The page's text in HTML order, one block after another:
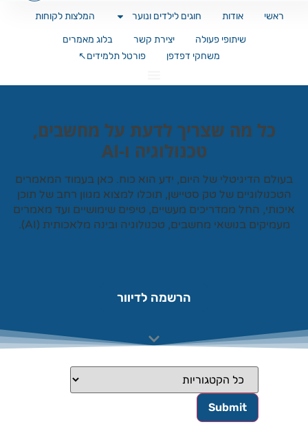
ראשי אודות חוגים לילדים ונוער
המלצות לקוחות
שיתופי פעולה
יצירת קשר
בלוג מאמרים
משחקי דפדפן
פורטל תלמידים↖️
כל מה שצריך לדעת על מחשבים,
טכנולוגיה ו-AI
הדיגיטלי של היום, ידע הוא כוח. כאן בעמוד המאמרים
של טק סטיישן, תוכלו למצוא מגוון רחב של תוכן
החל ממדריכים מעשיים, טיפים שימושיים ועד מאמרים
מעמיקים בנושאי מחשבים, טכנולוגיה ובינה מלאכותית (AI).
הרשמה לדיוור